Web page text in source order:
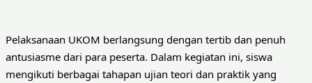
Pelaksanaan UKOM berlangsung dengan tertib dan penuh
antusiasme dari para peserta. Dalam kegiatan ini, siswa
mengikuti berbagai tahapan ujian teori dan praktik yang